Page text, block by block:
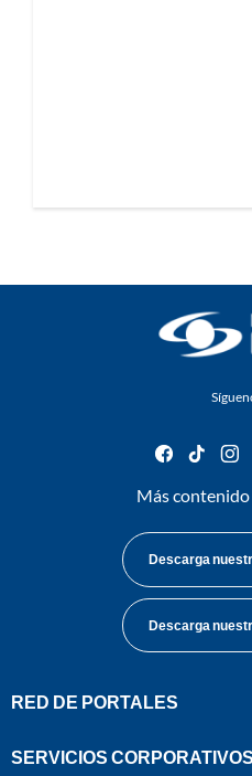
facebook
tiktok
Más contenido
Descarga
Descarga
RED DE PORTALES
SERVICIOS CORPORATIVOS